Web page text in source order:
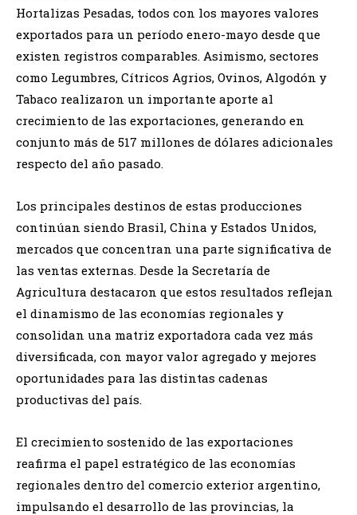
Hortalizas Pesadas, todos con los mayores valores
exportados para un período enero-mayo desde que
existen registros comparables. Asimismo, sectores
como Legumbres, Cítricos Agrios, Ovinos, Algodón y
Tabaco realizaron un importante aporte al
crecimiento de las exportaciones, generando en
conjunto más de 517 millones de dólares adicionales
respecto del año pasado.
Los principales destinos de estas producciones
continúan siendo Brasil, China y Estados Unidos,
mercados que concentran una parte significativa de
las ventas externas. Desde la Secretaría de
Agricultura destacaron que estos resultados reflejan
el dinamismo de las economías regionales y
consolidan una matriz exportadora cada vez más
diversificada, con mayor valor agregado y mejores
oportunidades para las distintas cadenas
productivas del país.
El crecimiento sostenido de las exportaciones
reafirma el papel estratégico de las economías
regionales dentro del comercio exterior argentino,
impulsando el desarrollo de las provincias, la